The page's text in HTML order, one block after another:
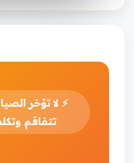
⚡ لا تؤخر
تتفاقم